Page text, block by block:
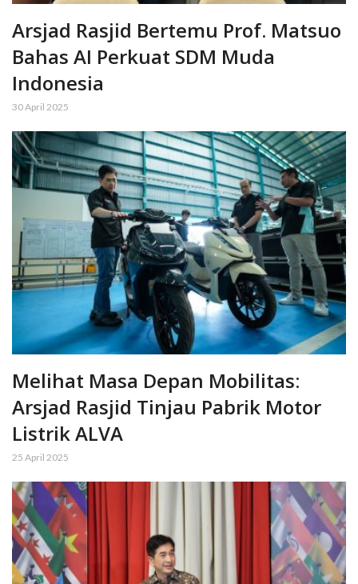
Arsjad Rasjid Bertemu Prof. Matsuo
Bahas AI Perkuat SDM Muda
Indonesia
30 April 2025
Melihat Masa Depan Mobilitas:
Arsjad Rasjid Tinjau Pabrik Motor
Listrik ALVA
25 April 2025